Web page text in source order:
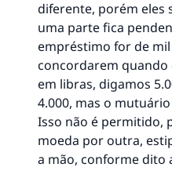
diferente, porém eles
uma parte fica
empréstimo for de mil
concordarem quando
em libras, digamos
4.000, mas o
Isso não é permitido,
moeda por outra,
a mão, conforme dito
A resposta n°